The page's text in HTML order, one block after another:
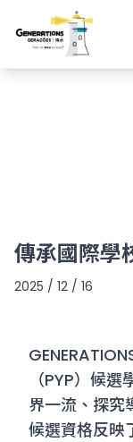
傳承國際學
2025 / 12 / 16
（PYP）候
界一流、探究
候選資格反映